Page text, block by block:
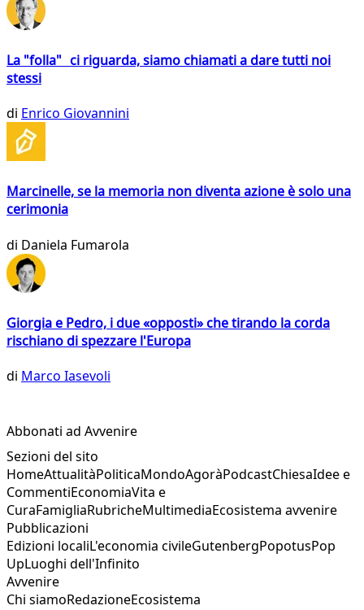
La "folla" ci riguarda, siamo chiamati a dare tutti noi
stessi
di Enrico Giovannini
Marcinelle, se la memoria non diventa azione è solo una
cerimonia
di Daniela Fumarola
Giorgia e Pedro, i due «opposti» che tirando la corda
rischiano di spezzare l'Europa
di Marco Iasevoli
Abbonati ad Avvenire
Sezioni del sito
HomeAttualitàPoliticaMondoAgoràPodcastChiesaIdee e
CommentiEconomiaVita e
CuraFamigliaRubricheMultimediaEcosistema avvenire
Pubblicazioni
Edizioni localiL'economia civileGutenbergPopotusPop
UpLuoghi dell'Infinito
Avvenire
Chi siamoRedazioneEcosistema